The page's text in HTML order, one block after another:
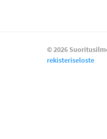
© 2026
rekisteriseloste